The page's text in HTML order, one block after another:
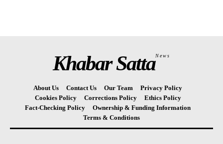
Khabar SattaNews
About Us Contact Us Our Team
Privacy Policy
Cookies Policy
Corrections Policy
Ethics Policy
Fact-Checking Policy
Ownership & Funding Information
Terms & Conditions